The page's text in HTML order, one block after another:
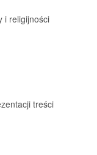
i religijności
treści